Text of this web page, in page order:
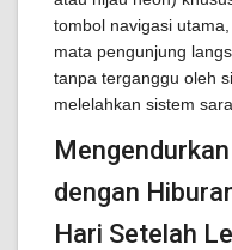
tombol navigasi
mata pengunjung
tanpa terganggu oleh
melelahkan sistem
dengan
Hari Setelah